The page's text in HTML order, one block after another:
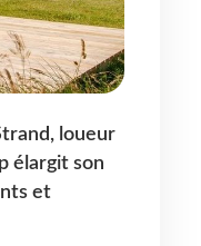
loueur
élargit son
et